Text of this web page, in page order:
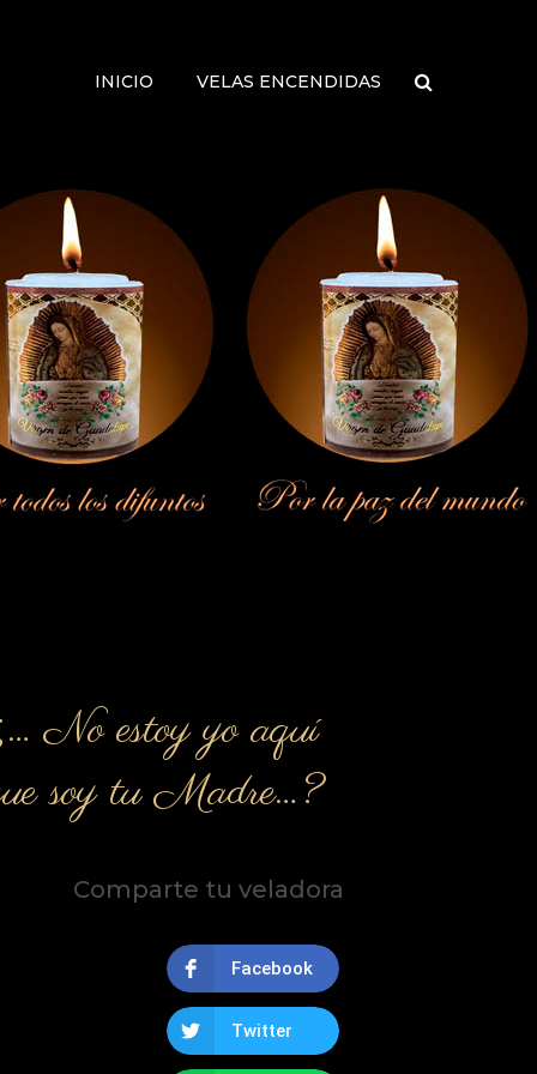
INICIO VELAS ENCENDIDAS
No estoy yo aquí
soy tu Madre…?
Comparte tu veladora
Facebook
Twitter